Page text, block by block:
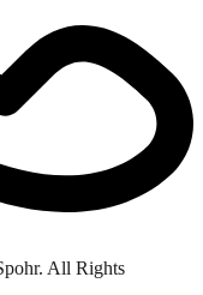
All Rights